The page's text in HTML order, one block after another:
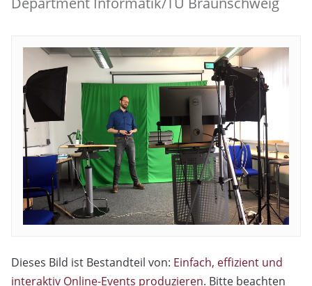
Dieses Bild ist Bestandteil von: Einfach, effizient und
interaktiv Online-Events produzieren. Bitte beachten